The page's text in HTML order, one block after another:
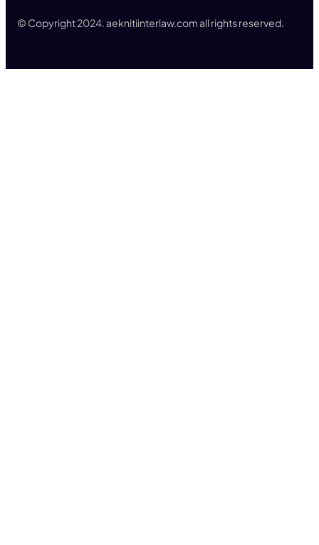
© Copyright 2024. aeknitiinterlaw.com all rights reserved.